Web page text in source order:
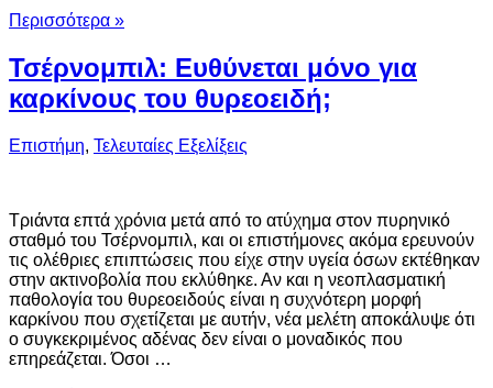
Περισσότερα »
Τσέρνομπιλ: Ευθύνεται μόνο για
καρκίνους του θυρεοειδή;
Επιστήμη, Τελευταίες Εξελίξεις
Τριάντα επτά χρόνια μετά από το ατύχημα στον πυρηνικό
σταθμό του Τσέρνομπιλ, και οι επιστήμονες ακόμα ερευνούν
τις ολέθριες επιπτώσεις που είχε στην υγεία όσων εκτέθηκαν
στην ακτινοβολία που εκλύθηκε. Αν και η νεοπλασματική
παθολογία του θυρεοειδούς είναι η συχνότερη μορφή
καρκίνου που σχετίζεται με αυτήν, νέα μελέτη αποκάλυψε ότι
ο συγκεκριμένος αδένας δεν είναι ο μοναδικός που
επηρεάζεται. Όσοι …